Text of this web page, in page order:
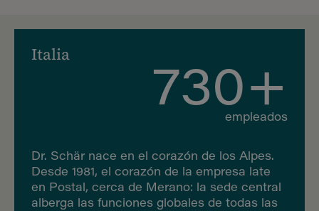
Italia
730+
empleados
Dr. Schär nace en el corazón de los Alpes.
Desde 1981, el corazón de la empresa late
en Postal, cerca de Merano: la sede central
alberga las funciones globales de todas las